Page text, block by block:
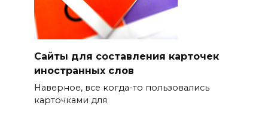
Сайты для составления карточек
иностранных слов
Наверное, все когда-то пользовались
карточками для